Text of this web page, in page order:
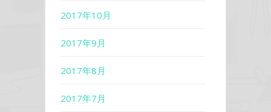
2017年10月
2017年9月
2017年8月
2017年7月